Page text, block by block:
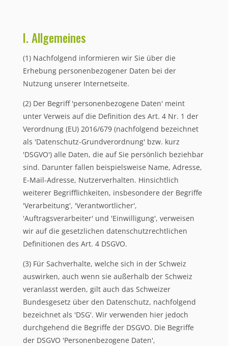
I. Allgemeines
(1) Nachfolgend informieren wir Sie über die
Erhebung personenbezogener Daten bei der
Nutzung unserer Internetseite.
(2) Der Begriff 'personenbezogene Daten' meint
unter Verweis auf die Definition des Art. 4 Nr. 1 der
Verordnung (EU) 2016/679 (nachfolgend bezeichnet
als 'Datenschutz-Grundverordnung' bzw. kurz
'DSGVO') alle Daten, die auf Sie persönlich beziehbar
sind. Darunter fallen beispielsweise Name, Adresse,
E-Mail-Adresse, Nutzerverhalten. Hinsichtlich
weiterer Begrifflichkeiten, insbesondere der Begriffe
'Verarbeitung', 'Verantwortlicher',
'Auftragsverarbeiter' und 'Einwilligung', verweisen
wir auf die gesetzlichen datenschutzrechtlichen
Definitionen des Art. 4 DSGVO.
(3) Für Sachverhalte, welche sich in der Schweiz
auswirken, auch wenn sie außerhalb der Schweiz
veranlasst werden, gilt auch das Schweizer
Bundesgesetz über den Datenschutz, nachfolgend
bezeichnet als 'DSG'. Wir verwenden hier jedoch
durchgehend die Begriffe der DSGVO. Die Begriffe
der DSGVO 'Personenbezogene Daten',